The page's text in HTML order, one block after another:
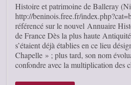
Histoire et patrimoine de Balleray
http://beninois.free.fr/
référencé sur le nouvel Annuaire
de France Dès la plus haute
s’étaient déjà établies en ce lieu
Chapelle » ; plus tard, son nom
confondre avec la multiplication des